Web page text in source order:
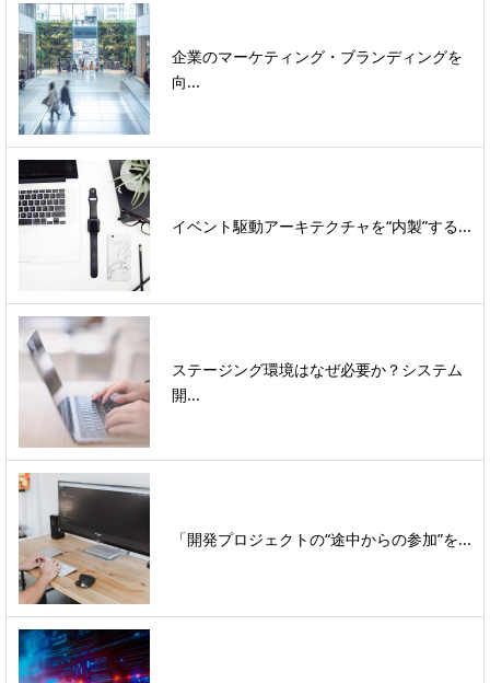
企業のマーケティング・ブランディングを
向...
イベント駆動アーキテクチャを“内製”する...
ステージング環境はなぜ必要か？システム
開...
「開発プロジェクトの“途中からの参加”を...